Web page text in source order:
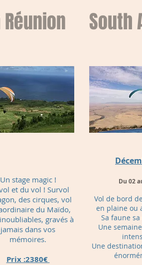
Réunion
Un stage magic !
et du vol ! Survol
des cirques, vol
du Maïdo,
gravés à
jamais dans vos
mémoires.
Prix :2380€
South
Du 02
Vol de bord
en plaine ou
Sa faune
Une
Une